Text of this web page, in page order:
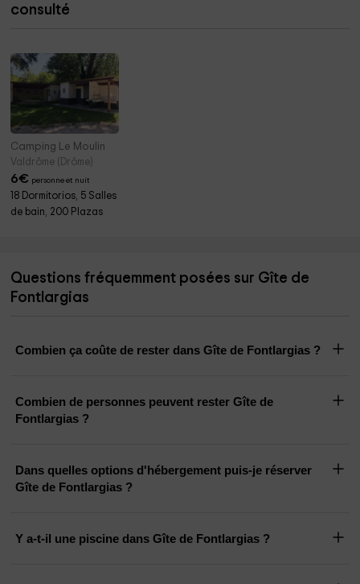
consulté
Camping Le Moulin
Valdrôme (Drôme)
6€ personne et nuit
18 Dormitorios, 5 Salles
de bain, 200 Plazas
Questions fréquemment posées sur Gîte de
Fontlargias
Combien ça coûte de rester dans Gîte de Fontlargias ?
Combien de personnes peuvent rester Gîte de
Fontlargias ?
Dans quelles options d'hébergement puis-je réserver
Gîte de Fontlargias ?
Y a-t-il une piscine dans Gîte de Fontlargias ?